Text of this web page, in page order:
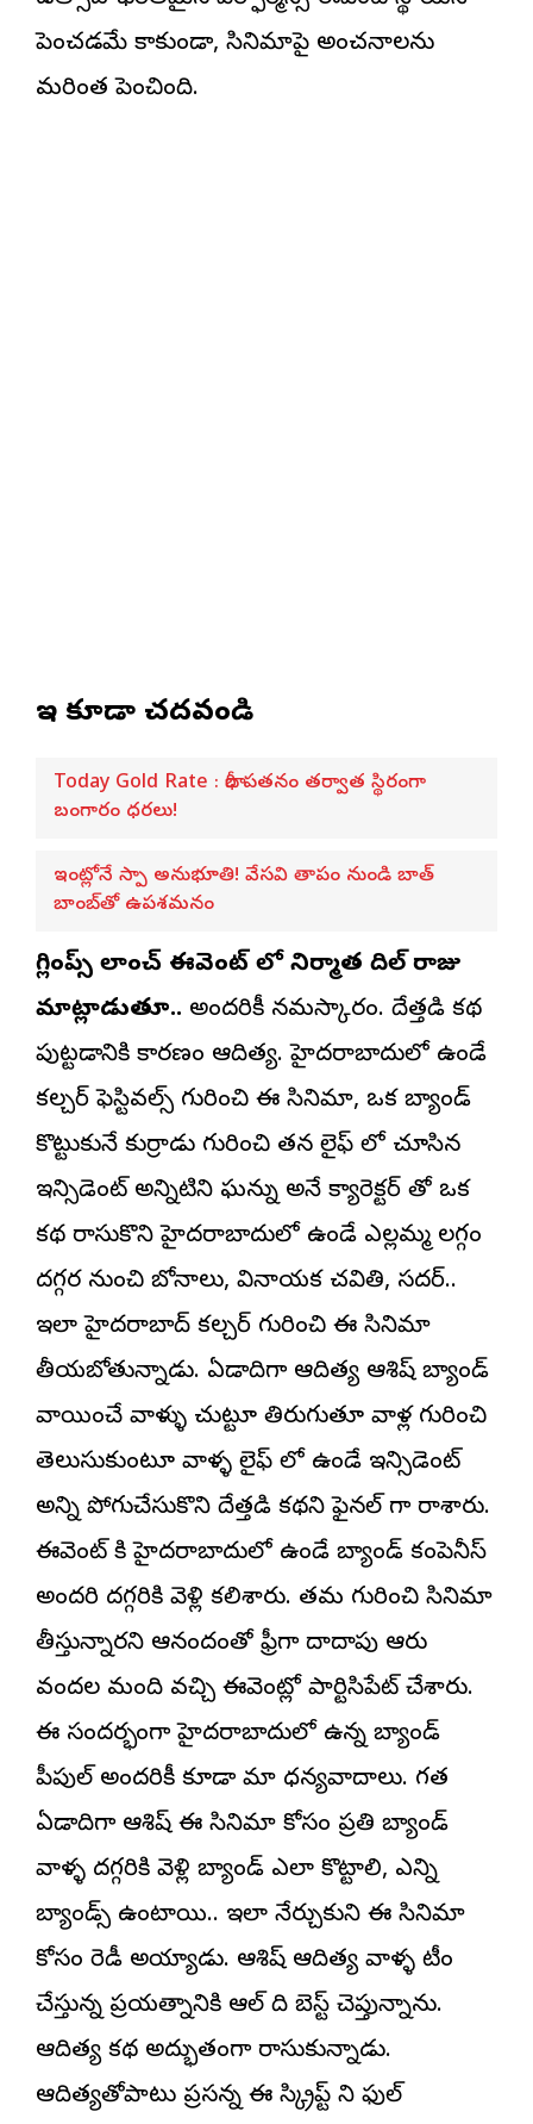
పెంచడమే కాకుండా, సినిమాపై అంచనాలను
మరింత పెంచింది.
ఇవి కూడా చదవండి
Today Gold Rate : భారీ పతనం తర్వాత స్థిరంగా
బంగారం ధరలు!
ఇంట్లోనే స్పా అనుభూతి! వేసవి తాపం నుండి బాత్
బాంబ్‌తో ఉపశమనం
గ్లింప్స్ లాంచ్ ఈవెంట్ లో నిర్మాత దిల్ రాజు
మాట్లాడుతూ.. అందరికీ నమస్కారం. దేత్తడి కథ
పుట్టడానికి కారణం ఆదిత్య. హైదరాబాదులో ఉండే
కల్చర్ ఫెస్టివల్స్ గురించి ఈ సినిమా, ఒక బ్యాండ్
కొట్టుకునే కుర్రాడు గురించి తన లైఫ్ లో చూసిన
ఇన్సిడెంట్ అన్నిటిని ఘన్ను అనే క్యారెక్టర్ తో ఒక
కథ రాసుకొని హైదరాబాదులో ఉండే ఎల్లమ్మ లగ్గం
దగ్గర నుంచి బోనాలు, వినాయక చవితి, సదర్..
ఇలా హైదరాబాద్ కల్చర్ గురించి ఈ సినిమా
తీయబోతున్నాడు. ఏడాదిగా ఆదిత్య ఆశిష్ బ్యాండ్
వాయించే వాళ్ళు చుట్టూ తిరుగుతూ వాళ్ల గురించి
తెలుసుకుంటూ వాళ్ళ లైఫ్ లో ఉండే ఇన్సిడెంట్
అన్ని పోగుచేసుకొని దేత్తడి కథని ఫైనల్ గా రాశారు.
ఈవెంట్ కి హైదరాబాదులో ఉండే బ్యాండ్ కంపెనీస్
అందరి దగ్గరికి వెళ్లి కలిశారు. తమ గురించి సినిమా
తీస్తున్నారని ఆనందంతో ఫ్రీగా దాదాపు ఆరు
వందల మంది వచ్చి ఈవెంట్లో పార్టిసిపేట్ చేశారు.
ఈ సందర్భంగా హైదరాబాదులో ఉన్న బ్యాండ్
పీపుల్ అందరికీ కూడా మా ధన్యవాదాలు. గత
ఏడాదిగా ఆశిష్ ఈ సినిమా కోసం ప్రతి బ్యాండ్
వాళ్ళ దగ్గరికి వెళ్లి బ్యాండ్ ఎలా కొట్టాలి, ఎన్ని
బ్యాండ్స్ ఉంటాయి.. ఇలా నేర్చుకుని ఈ సినిమా
కోసం రెడీ అయ్యాడు. ఆశిష్ ఆదిత్య వాళ్ళ టీం
చేస్తున్న ప్రయత్నానికి ఆల్ ది బెస్ట్ చెప్తున్నాను.
ఆదిత్య కథ అద్భుతంగా రాసుకున్నాడు.
ఆదిత్యతోపాటు ప్రసన్న ఈ స్క్రిప్ట్ ని ఫుల్